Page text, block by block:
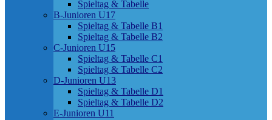
Spieltag & Tabelle
B-Junioren U17
Spieltag & Tabelle B1
Spieltag & Tabelle B2
C-Junioren U15
Spieltag & Tabelle C1
Spieltag & Tabelle C2
D-Junioren U13
Spieltag & Tabelle D1
Spieltag & Tabelle D2
E-Junioren U11